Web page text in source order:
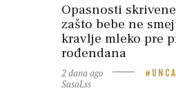
Opasnosti
zašto bebe ne
kravlje mleko pre
rođendana
2 dana ago
SasaLss